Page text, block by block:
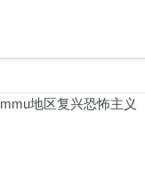
区复兴恐怖主义